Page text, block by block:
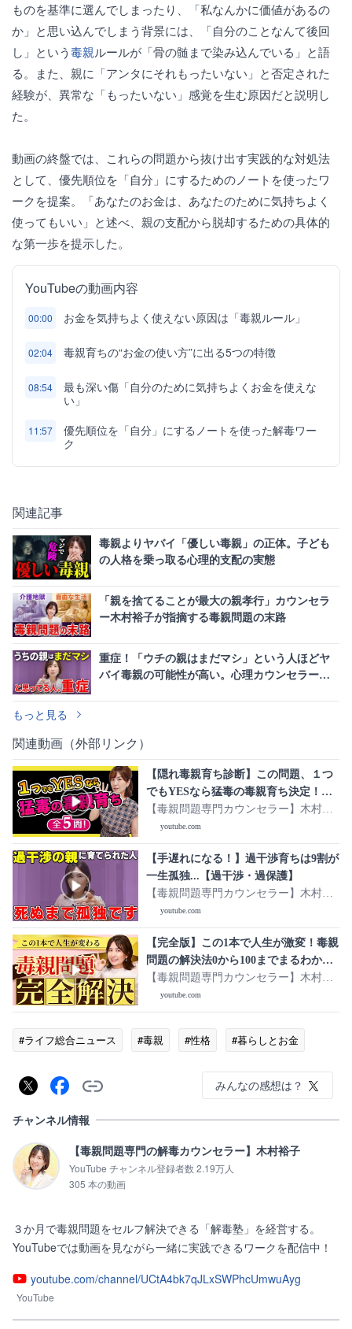
ものを基準に選んでしまったり、「私なんかに価値があるの
か」と思い込んでしまう背景には、「自分のことなんて後回
し」という毒親ルールが「骨の髄まで染み込んでいる」と語
る。また、親に「アンタにそれもったいない」と否定された
経験が、異常な「もったいない」感覚を生む原因だと説明し
た。
動画の終盤では、これらの問題から抜け出す実践的な対処法
として、優先順位を「自分」にするためのノートを使ったワ
ークを提案。「あなたのお金は、あなたのために気持ちよく
使ってもいい」と述べ、親の支配から脱却するための具体的
な第一歩を提示した。
YouTubeの動画内容
00:00 お金を気持ちよく使えない原因は「毒親ルール」
02:04 毒親育ちの“お金の使い方”に出る5つの特徴
08:54
最も深い傷「自分のために気持ちよくお金を使えな
い」
11:57
優先順位を「自分」にするノートを使った解毒ワー
ク
関連記事
毒親よりヤバイ「優しい毒親」の正体。子ども
の人格を乗っ取る心理的支配の実態
「親を捨てることが最大の親孝行」カウンセラ
ー木村裕子が指摘する毒親問題の末路
重症！「ウチの親はまだマシ」という人ほどヤ
バイ毒親の可能性が高い。心理カウンセラーが
もっと見る
関連動画（外部リンク）
【隠れ毒親育ち診断】この問題、１つ
でもYESなら猛毒の毒親育ち決定！５
問
【毒親問題専門カウンセラー】木村裕
youtube.com
【手遅れになる！】過干渉育ちは9割が
一生孤独...【過干渉・過保護】
【毒親問題専門カウンセラー】木村裕
youtube.com
【完全版】この1本で人生が激変！毒親
問題の解決法0から100までまるわか
り！【毒親育ち必見】
【毒親問題専門カウンセラー】木村裕
youtube.com
#ライフ総合ニュース #毒親 #性格 #暮らしとお金
みんなの感想は？
チャンネル情報
【毒親問題専門の解毒カウンセラー】木村裕子
YouTube チャンネル登録者数 2.19万人
305 本の動画
３か月で毒親問題をセルフ解決できる「解毒塾」を経営する。
YouTubeでは動画を見ながら一緒に実践できるワークを配信中！
youtube.com/channel/UCtA4bk7qJLxSWPhcUmwuAyg
YouTube